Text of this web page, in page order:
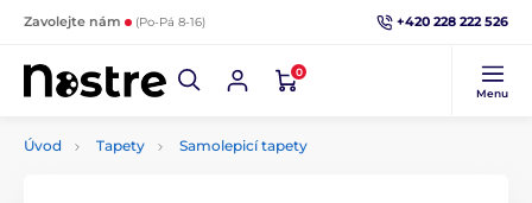
Zavolejte nám (Po-Pá 8-16) +420 228 222 526
0
Menu
Úvod Tapety Samolepicí tapety